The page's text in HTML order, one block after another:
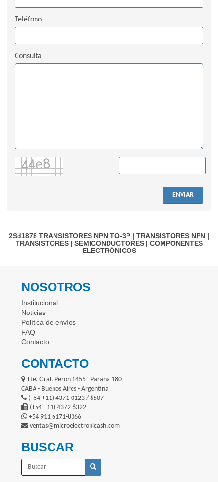
Teléfono
Consulta
ENVIAR
2Sd1878 TRANSISTORES NPN TO-3P | TRANSISTORES NPN |
TRANSISTORES| SEMICONDUCTORES| COMPONENTES
ELECTRÓNICOS
NOSOTROS
Institucional
Noticias
Política de envíos
FAQ
Contacto
CONTACTO
Tte. Gral. Perón 1455 - Paraná 180
CABA - Buenos Aires - Argentina
(+54 +11) 4371-0123 / 6507
(+54 +11) 4372-6322
+54 911 6171-8366
ventas@microelectronicash.com
BUSCAR